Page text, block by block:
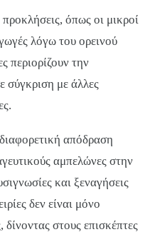
όπως οι μικροί
λόγω του ορεινού
περιορίζουν την
σύγκριση με άλλες
απόδραση
αμπελώνες στην
και ξεναγήσεις
δεν είναι μόνο
δίνοντας στους επισκέπτες